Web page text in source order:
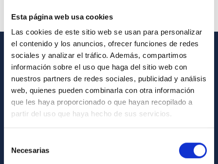
Esta página web usa cookies
Las cookies de este sitio web se usan para personalizar
el contenido y los anuncios, ofrecer funciones de redes
sociales y analizar el tráfico. Además, compartimos
información sobre el uso que haga del sitio web con
nuestros partners de redes sociales, publicidad y análisis
web, quienes pueden combinarla con otra información
que les haya proporcionado o que hayan recopilado a
partir del uso que haya hecho de sus servicios.
Necesarias
GENERAL INFORMATION
Contact
How to get to the IAC
List of personnel
Library
General register